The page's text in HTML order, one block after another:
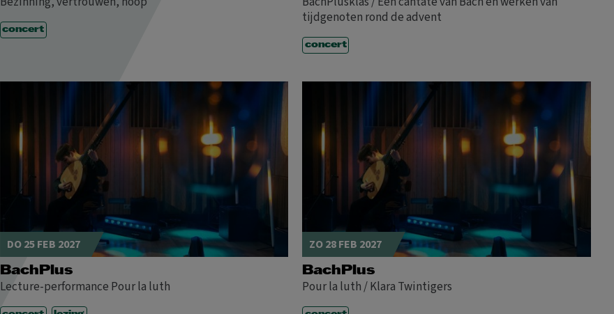
concert
tijdgenoten rond de advent
concert
DO 25 FEB 2027
BachPlus
Lecture-performance Pour la luth
ZO 28 FEB 2027
BachPlus
Pour la luth / Klara Twintigers